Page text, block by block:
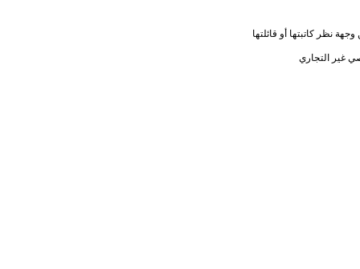
نظر كاتبتها أو قائلتها
غير التجاري